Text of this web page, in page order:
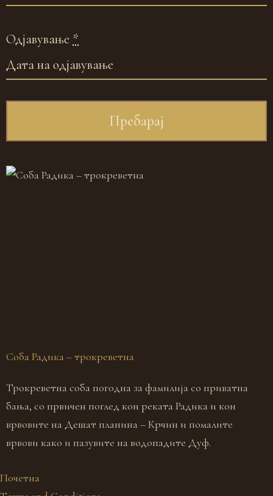
Одјавување *
Соба Радика – трокреветна
Трокреветна соба погодна за фамилија со приватна
бања, со првичен поглед кон реката Радика и кон
врвовите на Дешат планина – Крчин и помалите
врвови како и пазувите на водопадите Дуф.
Почетна